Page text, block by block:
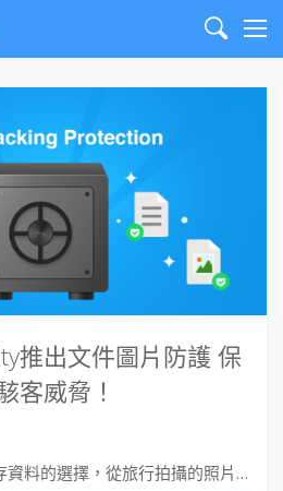
Search
推出文件圖片防護 保
客威脅！
資料的選擇，從旅行拍攝的照片…